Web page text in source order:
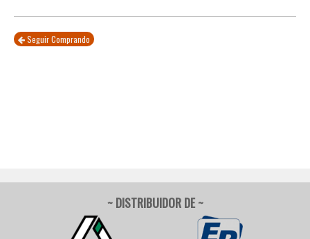
Seguir Comprando
~ DISTRIBUIDOR DE ~